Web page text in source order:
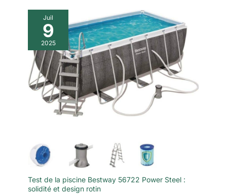
Juil
9
2025
Test de la piscine Bestway 56722 Power Steel :
solidité et design rotin